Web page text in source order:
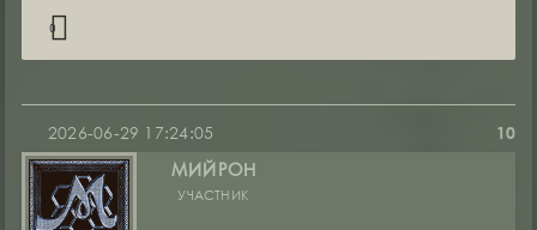
0
10
2026-06-29 17:24:05
МИЙРОН
УЧАСТНИК